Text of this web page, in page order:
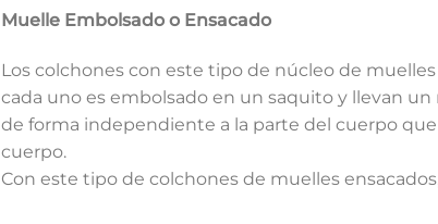
Muelle Embolsado o Ensacado
Los colchones con este tipo de núcleo de
cada uno es embolsado en un saquito y llevan
de forma independiente a la parte del cuerpo
cuerpo.
Con este tipo de colchones de muelles